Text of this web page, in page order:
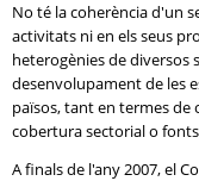
No té la coherència d'un
activitats ni en els seus
heterogènies de diversos
desenvolupament de les
països, tant en termes
cobertura sectorial o
A finals de l'any 2007, el